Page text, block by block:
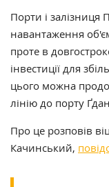
Порти і залізниця
навантаження
проте в
інвестиції для
цього можна
лінію до порту
Про це розповів
Качинський,